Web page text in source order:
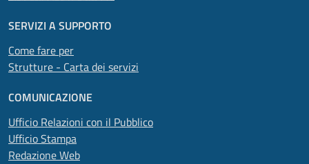
SERVIZI A SUPPORTO
Come fare per
Strutture - Carta dei servizi
COMUNICAZIONE
Ufficio Relazioni con il Pubblico
Ufficio Stampa
Redazione Web